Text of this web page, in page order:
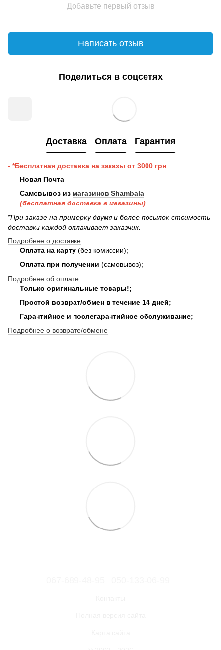
Добавьте первый отзыв
Написать отзыв
Поделиться в соцсетях
Доставка Оплата Гарантия
- *Бесплатная доставка на заказы от 3000 грн
Новая Почта
Самовывоз из магазинов Shambala
(бесплатная доставка в магазины)
*При заказе на примерку двумя и более посылок стоимость
доставки каждой оплачивает заказчик.
Подробнее о доставке
Оплата на карту (без комиссии);
Оплата при получении (самовывоз);
Подробнее об оплате
Только оригинальные товары!;
Простой возврат/обмен в течение 14 дней;
Гарантийное и послегарантийное обслуживание;
Подробнее о возврате/обмене